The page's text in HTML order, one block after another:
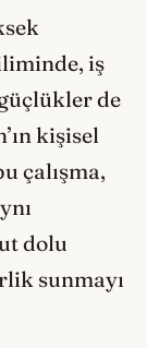
iş
de
kişisel
çalışma,
dolu
sunmayı